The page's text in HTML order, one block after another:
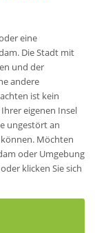
eine
Die Stadt mit
und der
andere
ist kein
eigenen Insel
ungestört an
Möchten
oder Umgebung
klicken Sie sich